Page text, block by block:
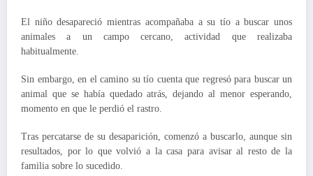
El niño desapareció mientras acompañaba a su tío a buscar unos
animales a un campo cercano, actividad que realizaba
habitualmente.
Sin embargo, en el camino su tío cuenta que regresó para buscar un
animal que se había quedado atrás, dejando al menor esperando,
momento en que le perdió el rastro.
Tras percatarse de su desaparición, comenzó a buscarlo, aunque sin
resultados, por lo que volvió a la casa para avisar al resto de la
familia sobre lo sucedido.